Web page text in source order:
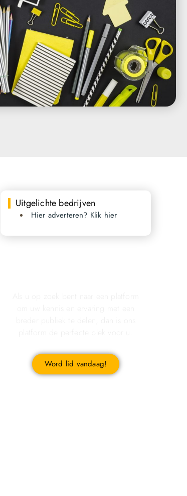
Uitgelichte bedrijven
Hier adverteren? Klik hier
Word lid vandaag!